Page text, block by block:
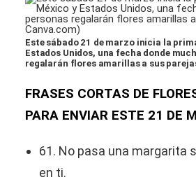
Este sábado 21 de marzo inicia la
Estados Unidos, una fecha donde
regalarán flores amarillas a sus
FRASES CORTAS DE
PARA ENVIAR ESTE 21 DE
61. No pasa una margarita
en ti.